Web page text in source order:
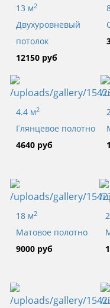
13 м2
Двухуровневый
потолок
12150 руб
4.4 м2
Глянцевое полотно
4640 руб
18 м2
Матовое полотно
9000 руб